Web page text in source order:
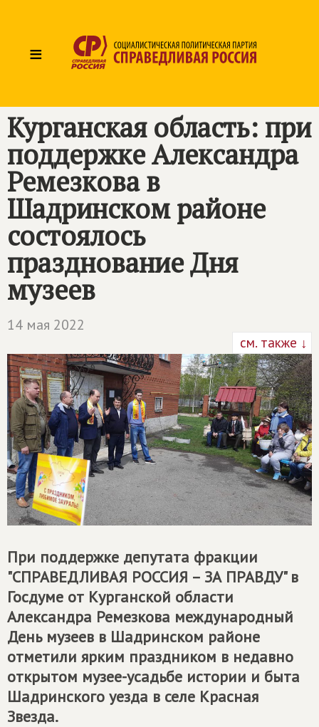
≡
Курганская область: при
поддержке Александра
Ремезкова в
Шадринском районе
состоялось
празднование Дня
музеев
14 мая 2022
см. также ↓
При поддержке депутата фракции
"СПРАВЕДЛИВАЯ РОССИЯ – ЗА ПРАВДУ" в
Госдуме от Курганской области
Александра Ремезкова международный
День музеев в Шадринском районе
отметили ярким праздником в недавно
открытом музее-усадьбе истории и быта
Шадринского уезда в селе Красная
Звезда.